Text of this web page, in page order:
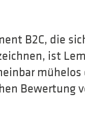
B2C, die
ist
mühelos
Bewertung